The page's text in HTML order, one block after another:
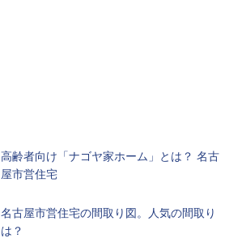
高齢者向け「ナゴヤ家ホーム」とは？ 名古
屋市営住宅
名古屋市営住宅の間取り図。人気の間取り
は？